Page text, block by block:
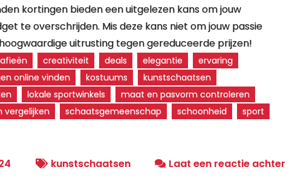
kortingen bieden een uitgelezen kans om jouw
te overschrijden. Mis deze kans niet om jouw passie
uitrusting tegen gereduceerde prijzen!
creativiteit deals elegantie
ervaring
online vinden kostuums
kunstschaatsen
lokale sportwinkels
maat en pasvorm controleren
vergelijken schaatsgemeenschap schoonheid
sport
kunstschaatsen Laat een reactie achterop